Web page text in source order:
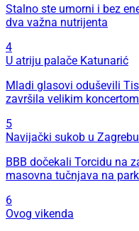
Stalno ste umorni i bez
dva važna nutrijenta
4
U atriju palače Katunarić
Mladi glasovi oduševili
završila velikim koncertom
5
Navijački sukob u Zagrebu
BBB dočekali Torcidu na
masovna tučnjava na
6
Ovog vikenda